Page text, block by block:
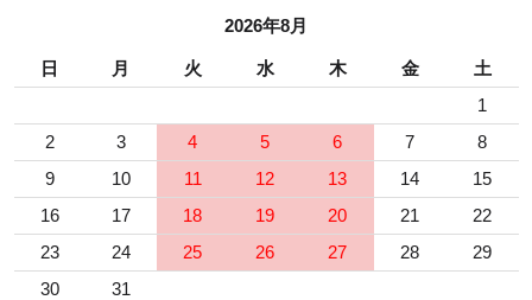
2026年8月
日 月 火 水 木 金
土
1
2
3 4 5 6 7
8
9
10 11 12 13 14
15
16
17 18 19 20 21
22
23
24 25 26 27 28
29
30
31